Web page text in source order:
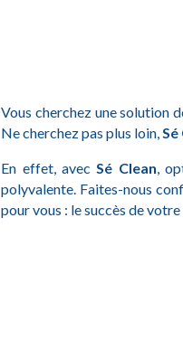
Vous cherchez une solution
Ne cherchez pas plus loin, Sé
En effet, avec Sé Clean ,
polyvalente. Faites-nous
pour vous : le succès de